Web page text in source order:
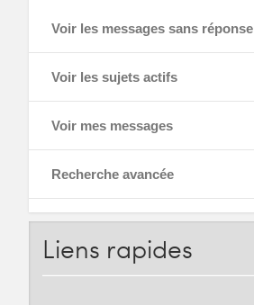
Voir les messages sans réponse
Voir les sujets actifs
Voir mes messages
Recherche avancée
Liens rapides